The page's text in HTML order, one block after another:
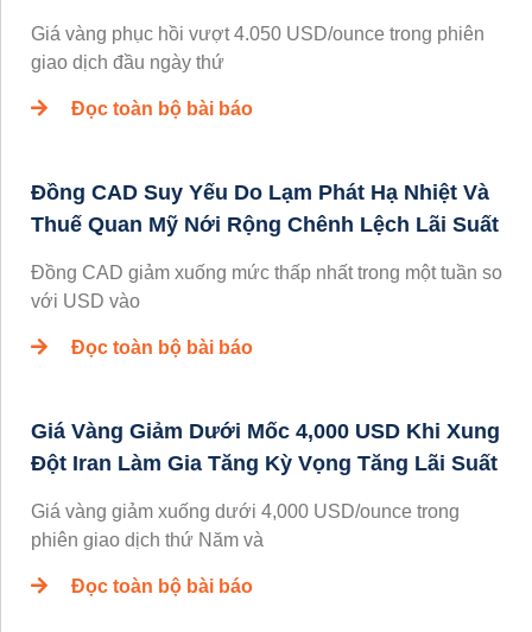
Giá vàng phục hồi vượt 4.050 USD/ounce trong phiên
giao dịch đầu ngày thứ
Đọc toàn bộ bài báo
Đồng CAD Suy Yếu Do Lạm Phát Hạ Nhiệt Và
Thuế Quan Mỹ Nới Rộng Chênh Lệch Lãi Suất
Đồng CAD giảm xuống mức thấp nhất trong một tuần so
với USD vào
Đọc toàn bộ bài báo
Giá Vàng Giảm Dưới Mốc 4,000 USD Khi Xung
Đột Iran Làm Gia Tăng Kỳ Vọng Tăng Lãi Suất
Giá vàng giảm xuống dưới 4,000 USD/ounce trong
phiên giao dịch thứ Năm và
Đọc toàn bộ bài báo